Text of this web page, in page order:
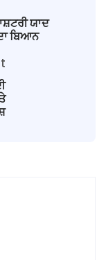
ਯਾਦ
ਬਿਆਨ